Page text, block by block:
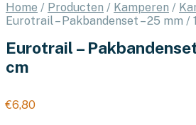
Home / Producten / Kamperen /
Eurotrail – Pakbandenset – 25 mm /
Eurotrail –
cm
€6,80